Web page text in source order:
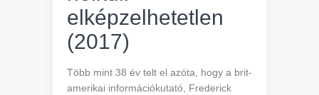
elképzelhetetlen
(2017)
Több mint 38 év telt el azóta, hogy a brit-
amerikai információkutató, Frederick